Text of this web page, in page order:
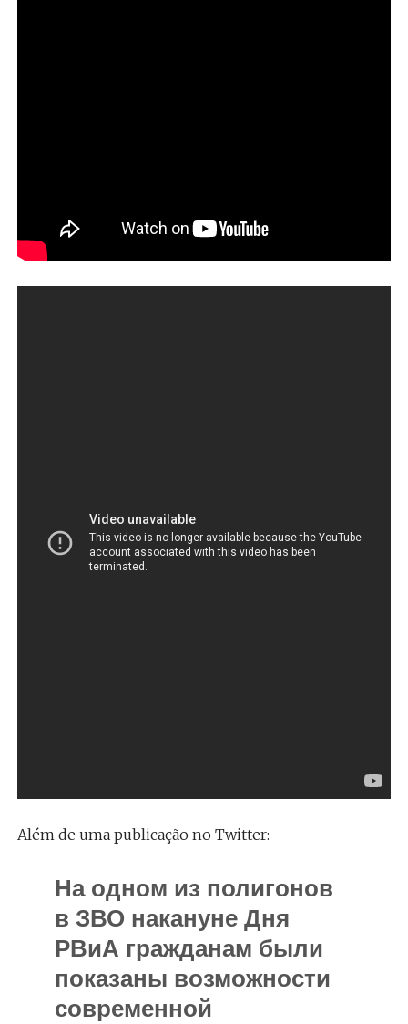
Além de uma publicação no Twitter:
На одном из полигонов
в ЗВО накануне Дня
РВиА гражданам были
показаны возможности
современной